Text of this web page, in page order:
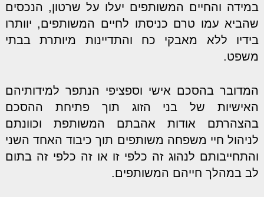
במידה והחיים המשותפים יעלו על שרטון, הנכסים
שהביא עמו טרם כניסתו לחיים המשותפים, יוותרו
בידיו ללא מאבקי כח והתדיינות מיותרת בבתי
משפט.
המדובר בהסכם אישי וספציפי הנתפר למידותיהם
האישיות של בני הזוג תוך פתיחת ההסכם
בהצהרתם אודות אהבתם המשותפת וכוונתם
לניהול חיי משפחה משותפים תוך כיבוד האחד השני
והתחייבותם לנהוג זה כלפי זו או זה כלפי זה בתום
לב במהלך חייהם המשותפים.